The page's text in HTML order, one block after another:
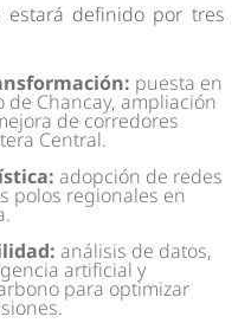
definido por tres
puesta en
Chancay, ampliación
de corredores
Central.
adopción de redes
polos regionales en
análisis de datos,
artificial y
para optimizar